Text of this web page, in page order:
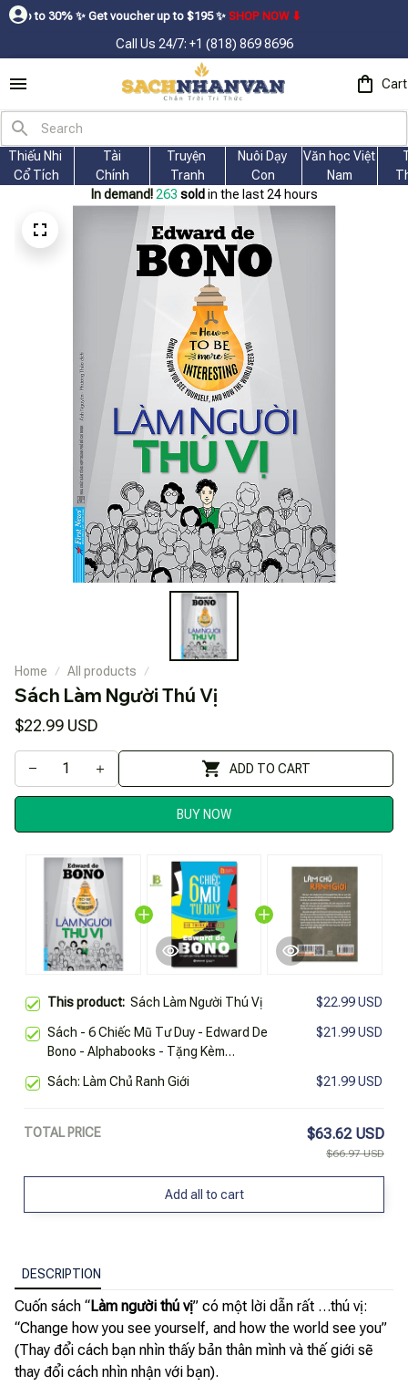
voucher up to $195ㅤ ✨ㅤSHOP NOW ⬇
Call Us 24/7: +1 (818) 869 8696
Cart
Thiếu Nhi
Cổ Tích
Tài
Chính
Truyện
Tranh
Nuôi Dạy
Con
Văn học Việt
Nam
In demand! 263 sold in the last 24 hours
Home All products
Sách Làm Người Thú Vị
$22.99 USD
ADD TO CART
BUY NOW
This product: Sách Làm Người Thú Vị $22.99 USD
Sách - 6 Chiếc Mũ Tư Duy - Edward De
Bono - Alphabooks - Tặng Kèm
$21.99 USD
Sách: Làm Chủ Ranh Giới $21.99 USD
TOTAL PRICE $63.62 USD
$66.97 USD
Add all to cart
DESCRIPTION
Cuốn sách “Làm người thú vị” có một lời dẫn rất …thú vị:
“Change how you see yourself, and how the world see you”
(Thay đổi cách bạn nhìn thấy bản thân mình và thế giới sẽ
thay đổi cách nhìn nhận với bạn).